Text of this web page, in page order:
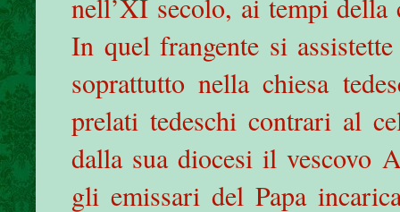
In quel frangente si
soprattutto nella chiesa
prelati tedeschi contrari al
dalla sua diocesi il vescovo
gli emissari del Papa